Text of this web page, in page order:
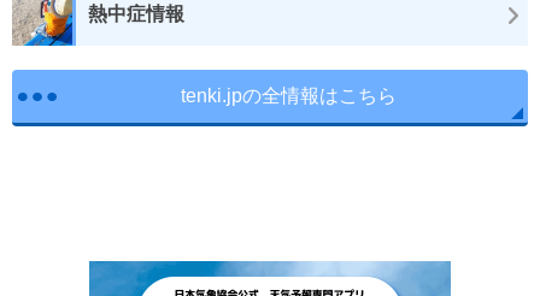
熱中症情報
tenki.jpの全情報はこちら